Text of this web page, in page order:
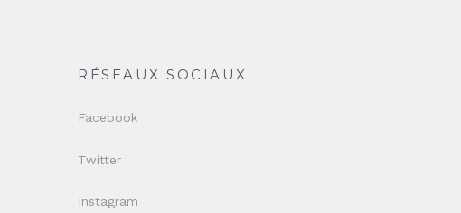
RÉSEAUX SOCIAUX
Facebook
Twitter
Instagram